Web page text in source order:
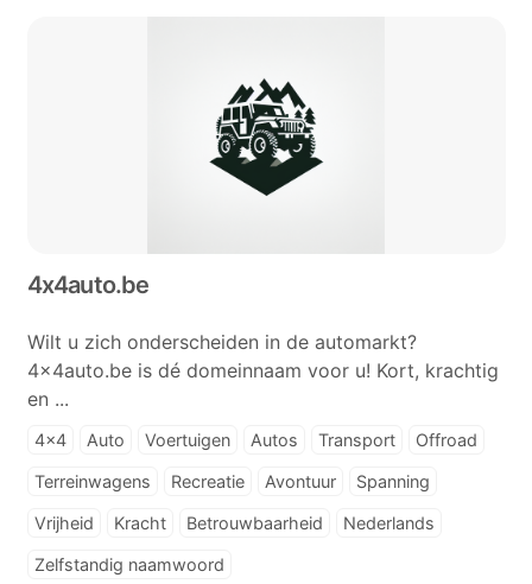
4x4auto.be
Wilt u zich onderscheiden in de automarkt?
4x4auto.be is dé domeinnaam voor u! Kort, krachtig
en ...
4x4 Auto Voertuigen Autos Transport Offroad
Terreinwagens Recreatie Avontuur Spanning
Vrijheid Kracht Betrouwbaarheid Nederlands
Zelfstandig naamwoord